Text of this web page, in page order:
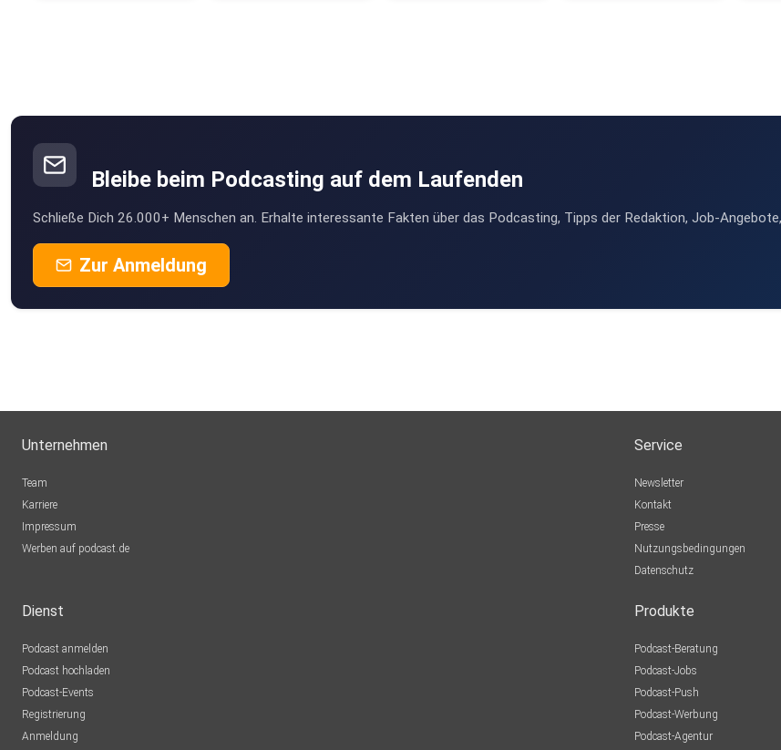
Bleibe beim Podcasting auf dem Laufenden
Schließe Dich 26.000+ Menschen an. Erhalte interessante Fakten über das Podcasting, Tipps der Redaktion, Job-
Zur Anmeldung
Unternehmen
Team
Karriere
Impressum
Werben auf podcast.de
Service
Newsletter
Kontakt
Presse
Nutzungsbedingungen
Datenschutz
Dienst
Podcast anmelden
Podcast hochladen
Podcast-Events
Registrierung
Anmeldung
Produkte
Podcast-Beratung
Podcast-Jobs
Podcast-Push
Podcast-Werbung
Podcast-Agentur